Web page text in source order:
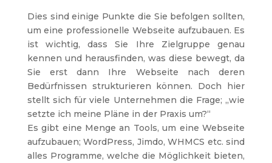
Dies sind einige Punkte die Sie befolgen sollten,
um eine professionelle Webseite aufzubauen. Es
ist wichtig, dass Sie Ihre Zielgruppe genau
kennen und herausfinden, was diese bewegt, da
Sie erst dann Ihre Webseite nach deren
Bedürfnissen strukturieren können. Doch hier
stellt sich für viele Unternehmen die Frage; „wie
setzte ich meine Pläne in der Praxis um?“
Es gibt eine Menge an Tools, um eine Webseite
aufzubauen; WordPress, Jimdo, WHMCS etc. sind
alles Programme, welche die Möglichkeit bieten,